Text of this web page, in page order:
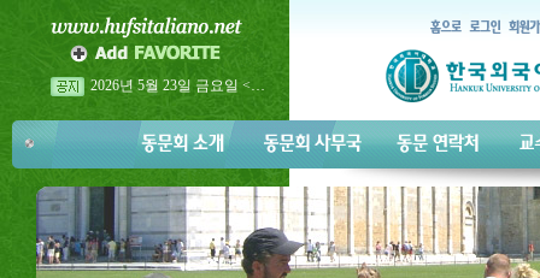
2026년 5월 23일 금요일 <…
2026년 이탈리아어과 홈…
2026년 이탈리아어과 홈…